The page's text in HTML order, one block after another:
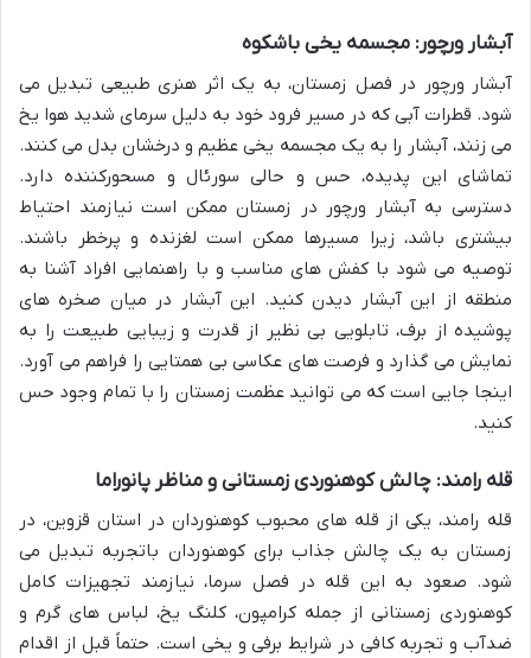
آبشار ورچور: مجسمه یخی باشکوه
آبشار ورچور در فصل زمستان، به یک اثر هنری طبیعی تبدیل می
شود. قطرات آبی که در مسیر فرود خود به دلیل سرمای شدید هوا یخ
می زنند، آبشار را به یک مجسمه یخی عظیم و درخشان بدل می کنند.
تماشای این پدیده، حس و حالی سورئال و مسحورکننده دارد.
دسترسی به آبشار ورچور در زمستان ممکن است نیازمند احتیاط
بیشتری باشد، زیرا مسیرها ممکن است لغزنده و پرخطر باشند.
توصیه می شود با کفش های مناسب و با راهنمایی افراد آشنا به
منطقه از این آبشار دیدن کنید. این آبشار در میان صخره های
پوشیده از برف، تابلویی بی نظیر از قدرت و زیبایی طبیعت را به
نمایش می گذارد و فرصت های عکاسی بی همتایی را فراهم می آورد.
اینجا جایی است که می توانید عظمت زمستان را با تمام وجود حس
کنید.
قله رامند: چالش کوهنوردی زمستانی و مناظر پانوراما
قله رامند، یکی از قله های محبوب کوهنوردان در استان قزوین، در
زمستان به یک چالش جذاب برای کوهنوردان باتجربه تبدیل می
شود. صعود به این قله در فصل سرما، نیازمند تجهیزات کامل
کوهنوردی زمستانی از جمله کرامپون، کلنگ یخ، لباس های گرم و
ضدآب و تجربه کافی در شرایط برفی و یخی است. حتماً قبل از اقدام